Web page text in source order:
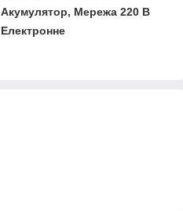
Акумулятор, Мережа 220 В
Електронне